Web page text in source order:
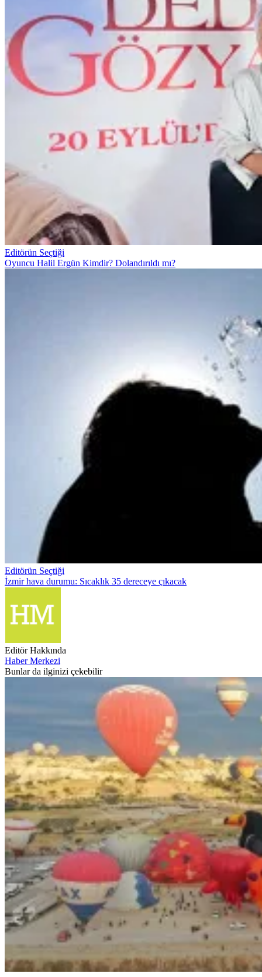
Editörün Seçtiği
Oyuncu Halil Ergün Kimdir? Dolandırıldı mı?
Editörün Seçtiği
İzmir hava durumu: Sıcaklık 35 dereceye çıkacak
Editör Hakkında
Haber Merkezi
Bunlar da ilginizi çekebilir